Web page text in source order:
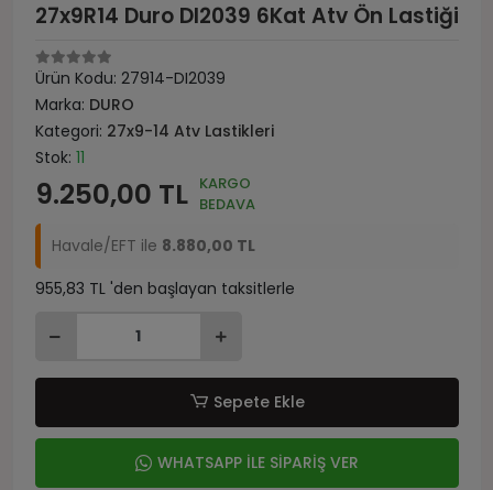
27x9R14 Duro DI2039 6Kat Atv Ön Lastiği
Ürün Kodu: 27914-DI2039
Marka: DURO
Kategori: 27x9-14 Atv Lastikleri
Stok: 11
9.250,00 TL KARGO
BEDAVA
Havale/EFT ile 8.880,00 TL
955,83 TL 'den başlayan taksitlerle
Sepete Ekle
WHATSAPP İLE SİPARİŞ VER